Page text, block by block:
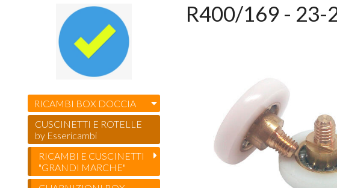
R400/169 - 23-
RICAMBI BOX DOCCIA
CUSCINETTI E ROTELLE
by Essericambi
RICAMBI E CUSCINETTI
"GRANDI MARCHE"